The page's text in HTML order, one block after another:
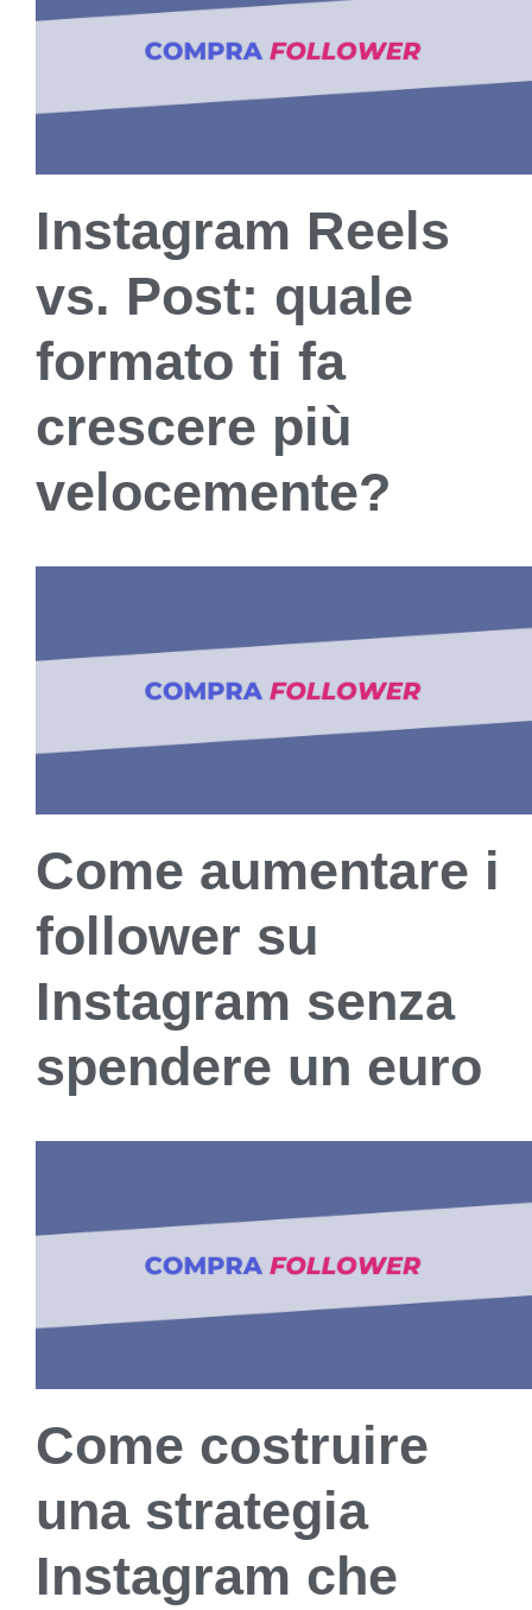
Instagram Reels
vs. Post: quale
formato ti fa
crescere più
velocemente?
Come aumentare i
follower su
Instagram senza
spendere un euro
Come costruire
una strategia
Instagram che